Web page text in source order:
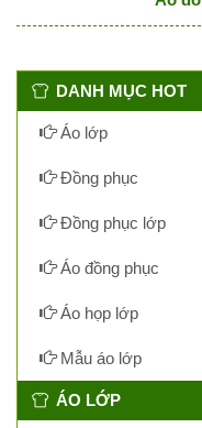
DANH MỤC HOT
Áo lớp
Đồng phục
Đồng phục lớp
Áo đồng phục
Áo họp lớp
Mẫu áo lớp
ÁO LỚP